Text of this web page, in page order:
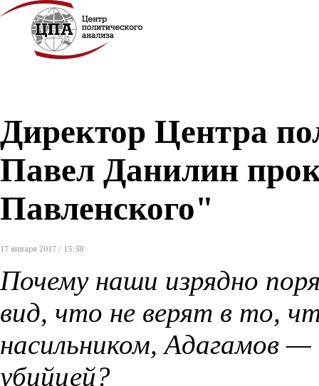
Директор Центра
Павел Данилин
Павленского"
17 января 2017 / 13:58
Почему наши изрядно
вид, что не верят в то,
насильником, Адагамов
убийцей?